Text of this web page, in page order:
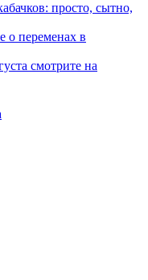
просто, сытно,
о переменах в
смотрите на